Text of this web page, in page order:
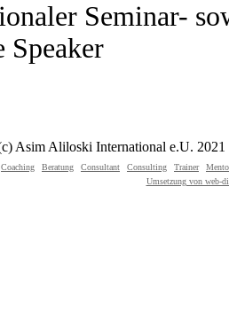
Seminar-
Speaker
Asim Aliloski International e.U.
Coaching Beratung Consultant Consulting Trainer
Umsetzung von web-